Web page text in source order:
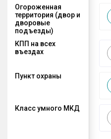
Огороженная
территория (двор и
дворовые
подъезды)
КПП на всех
въездах
Пункт охраны
Класс умного МКД